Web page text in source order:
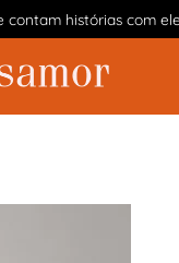
contam histórias com